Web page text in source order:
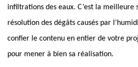
infiltrations des eaux. C’est la meilleure
résolution des dégâts causés par
confier le contenu en entier de votre
pour mener à bien sa réalisation.